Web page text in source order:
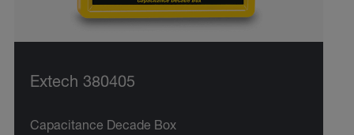
Extech 380405
Capacitance Decade Box